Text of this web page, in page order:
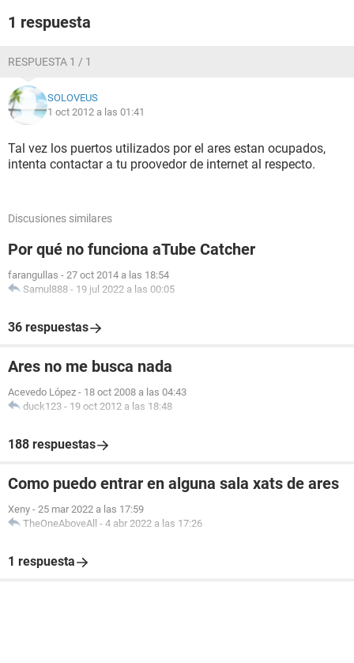
1 respuesta
RESPUESTA 1 / 1
SOLOVEUS
1 oct 2012 a las 01:41
Tal vez los puertos utilizados por el ares estan ocupados,
intenta contactar a tu proovedor de internet al respecto.
Discusiones similares
Por qué no funciona aTube Catcher
farangullas - 27 oct 2014 a las 18:54
Samul888 - 19 jul 2022 a las 00:05
36 respuestas
Ares no me busca nada
Acevedo López - 18 oct 2008 a las 04:43
duck123 - 19 oct 2012 a las 18:48
188 respuestas
Como puedo entrar en alguna sala xats de ares
Xeny - 25 mar 2022 a las 17:59
TheOneAboveAll - 4 abr 2022 a las 17:26
1 respuesta